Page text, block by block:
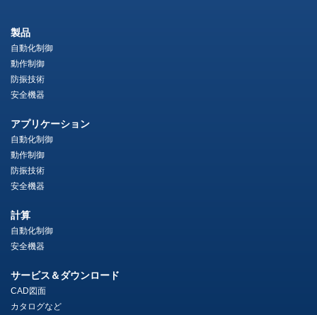
製品
自動化制御
動作制御
防振技術
安全機器
アプリケーション
自動化制御
動作制御
防振技術
安全機器
計算
自動化制御
安全機器
サービス＆ダウンロード
CAD図面
カタログなど